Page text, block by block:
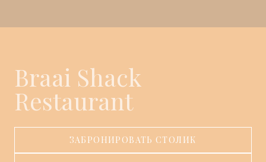
Braai Shack
Restaurant
ЗАБРОНИРОВАТЬ СТОЛИК